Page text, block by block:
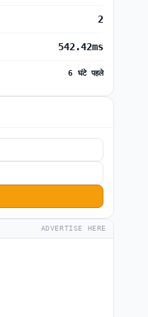
2
542.42ms
6 घंटे पहले
ADVERTISE HERE